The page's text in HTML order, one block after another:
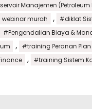
Manajemen
webinar murah ,
#diklat
#Pengendalian Biaya &
,
#training Peranan
,
#training Sistem